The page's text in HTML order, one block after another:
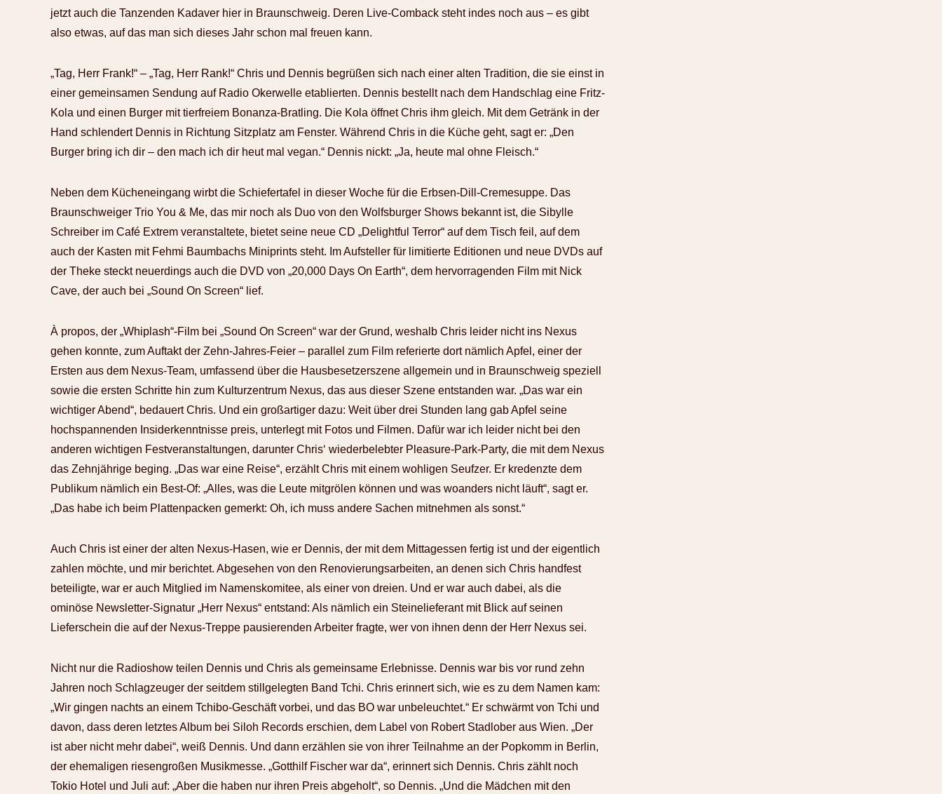
jetzt auch die Tanzenden Kadaver hier in Braunschweig. Deren Live-Comback steht indes noch aus – es gibt
also etwas, auf das man sich dieses Jahr schon mal freuen kann.
„Tag, Herr Frank!“ – „Tag, Herr Rank!“ Chris und Dennis begrüßen sich nach einer alten Tradition, die sie einst in
einer gemeinsamen Sendung auf Radio Okerwelle etablierten. Dennis bestellt nach dem Handschlag eine Fritz-
Kola und einen Burger mit tierfreiem Bonanza-Bratling. Die Kola öffnet Chris ihm gleich. Mit dem Getränk in der
Hand schlendert Dennis in Richtung Sitzplatz am Fenster. Während Chris in die Küche geht, sagt er: „Den
Burger bring ich dir – den mach ich dir heut mal vegan.“ Dennis nickt: „Ja, heute mal ohne Fleisch.“
Neben dem Kücheneingang wirbt die Schiefertafel in dieser Woche für die Erbsen-Dill-Cremesuppe. Das
Braunschweiger Trio You & Me, das mir noch als Duo von den Wolfsburger Shows bekannt ist, die Sibylle
Schreiber im Café Extrem veranstaltete, bietet seine neue CD „Delightful Terror“ auf dem Tisch feil, auf dem
auch der Kasten mit Fehmi Baumbachs Miniprints steht. Im Aufsteller für limitierte Editionen und neue DVDs auf
der Theke steckt neuerdings auch die DVD von „20,000 Days On Earth“, dem hervorragenden Film mit Nick
Cave, der auch bei „Sound On Screen“ lief.
À propos, der „Whiplash“-Film bei „Sound On Screen“ war der Grund, weshalb Chris leider nicht ins Nexus
gehen konnte, zum Auftakt der Zehn-Jahres-Feier – parallel zum Film referierte dort nämlich Apfel, einer der
Ersten aus dem Nexus-Team, umfassend über die Hausbesetzerszene allgemein und in Braunschweig speziell
sowie die ersten Schritte hin zum Kulturzentrum Nexus, das aus dieser Szene entstanden war. „Das war ein
wichtiger Abend“, bedauert Chris. Und ein großartiger dazu: Weit über drei Stunden lang gab Apfel seine
hochspannenden Insiderkenntnisse preis, unterlegt mit Fotos und Filmen. Dafür war ich leider nicht bei den
anderen wichtigen Festveranstaltungen, darunter Chris‘ wiederbelebter Pleasure-Park-Party, die mit dem Nexus
das Zehnjährige beging. „Das war eine Reise“, erzählt Chris mit einem wohligen Seufzer. Er kredenzte dem
Publikum nämlich ein Best-Of: „Alles, was die Leute mitgrölen können und was woanders nicht läuft“, sagt er.
„Das habe ich beim Plattenpacken gemerkt: Oh, ich muss andere Sachen mitnehmen als sonst.“
Auch Chris ist einer der alten Nexus-Hasen, wie er Dennis, der mit dem Mittagessen fertig ist und der eigentlich
zahlen möchte, und mir berichtet. Abgesehen von den Renovierungsarbeiten, an denen sich Chris handfest
beteiligte, war er auch Mitglied im Namenskomitee, als einer von dreien. Und er war auch dabei, als die
ominöse Newsletter-Signatur „Herr Nexus“ entstand: Als nämlich ein Steinelieferant mit Blick auf seinen
Lieferschein die auf der Nexus-Treppe pausierenden Arbeiter fragte, wer von ihnen denn der Herr Nexus sei.
Nicht nur die Radioshow teilen Dennis und Chris als gemeinsame Erlebnisse. Dennis war bis vor rund zehn
Jahren noch Schlagzeuger der seitdem stillgelegten Band Tchi. Chris erinnert sich, wie es zu dem Namen kam:
„Wir gingen nachts an einem Tchibo-Geschäft vorbei, und das BO war unbeleuchtet.“ Er schwärmt von Tchi und
davon, dass deren letztes Album bei Siloh Records erschien, dem Label von Robert Stadlober aus Wien. „Der
ist aber nicht mehr dabei“, weiß Dennis. Und dann erzählen sie von ihrer Teilnahme an der Popkomm in Berlin,
der ehemaligen riesengroßen Musikmesse. „Gotthilf Fischer war da“, erinnert sich Dennis. Chris zählt noch
Tokio Hotel und Juli auf: „Aber die haben nur ihren Preis abgeholt“, so Dennis. „Und die Mädchen mit den